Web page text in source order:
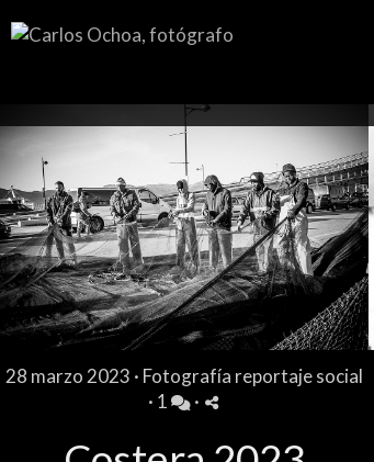
28 marzo 2023 · Fotografía reportaje social
· 1 ·